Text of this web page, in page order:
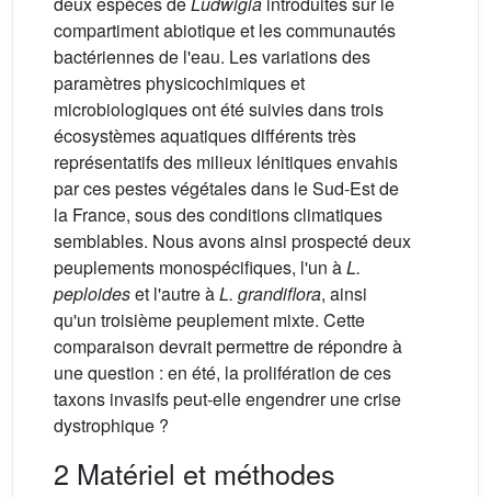
compartiment abiotique et les communautés
bactériennes de l'eau. Les variations des
paramètres physicochimiques et
microbiologiques ont été suivies dans trois
écosystèmes aquatiques différents très
représentatifs des milieux lénitiques envahis
par ces pestes végétales dans le Sud-Est de
la France, sous des conditions climatiques
semblables. Nous avons ainsi prospecté deux
peuplements monospécifiques, l'un àL.
peploideset l'autre àL. grandiflora, ainsi
qu'un troisième peuplement mixte. Cette
comparaison devrait permettre de répondre à
une question : en été, la prolifération de ces
taxons invasifs peut-elle engendrer une crise
dystrophique ?
2 Matériel et méthodes